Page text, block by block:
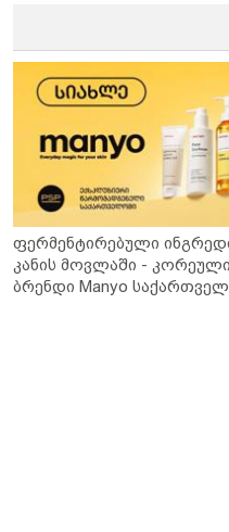
ფერმენტირებული
კანის მოვლაში -
ბრენდი Manyo